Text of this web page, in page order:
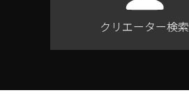
クリエーター検索